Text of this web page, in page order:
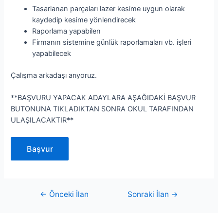
Tasarlanan parçaları lazer kesime uygun olarak
kaydedip kesime yönlendirecek
Raporlama yapabilen
Firmanın sistemine günlük raporlamaları vb. işleri
yapabilecek
Çalışma arkadaşı arıyoruz.
**BAŞVURU YAPACAK ADAYLARA AŞAĞIDAKİ BAŞVUR
BUTONUNA TIKLADIKTAN SONRA OKUL TARAFINDAN
ULAŞILACAKTIR**
Yazı← Önceki İlan Sonraki İlan →